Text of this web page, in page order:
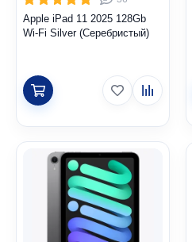
Apple iPad 11 2025 128Gb
Wi-Fi Silver (Серебристый)